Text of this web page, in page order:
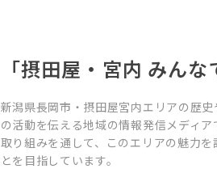
「摂田屋・宮内 みん
新潟県長岡市・摂田屋宮内エリアの歴
の活動を伝える地域の情報発信メディ
取り組みを通して、このエリアの魅力
とを目指しています。